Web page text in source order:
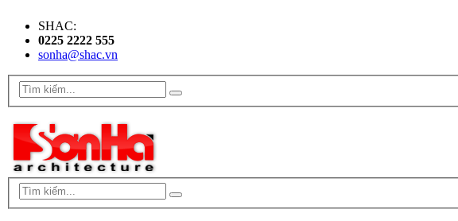
SHAC:
0225 2222 555
sonha@shac.vn